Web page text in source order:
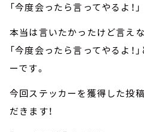
「今度会ったら言ってやるよ！」
本当は言いたかったけど言え
「今度会ったら言ってやるよ！
ーです。
今回ステッカーを獲得した投
だきます！